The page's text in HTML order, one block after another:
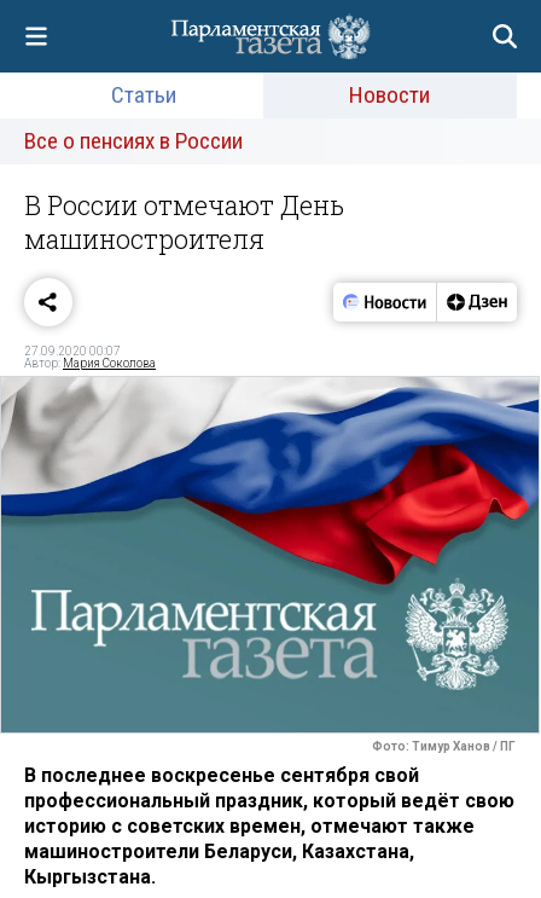
Статьи
Новости
Все о пенсиях в России
В России отмечают День
машиностроителя
27.09.2020 00:07
Автор: Мария Соколова
Фото: Тимур Ханов / ПГ
В последнее воскресенье сентября свой
профессиональный праздник, который ведёт свою
историю с советских времен, отмечают также
машиностроители Беларуси, Казахстана,
Кыргызстана.